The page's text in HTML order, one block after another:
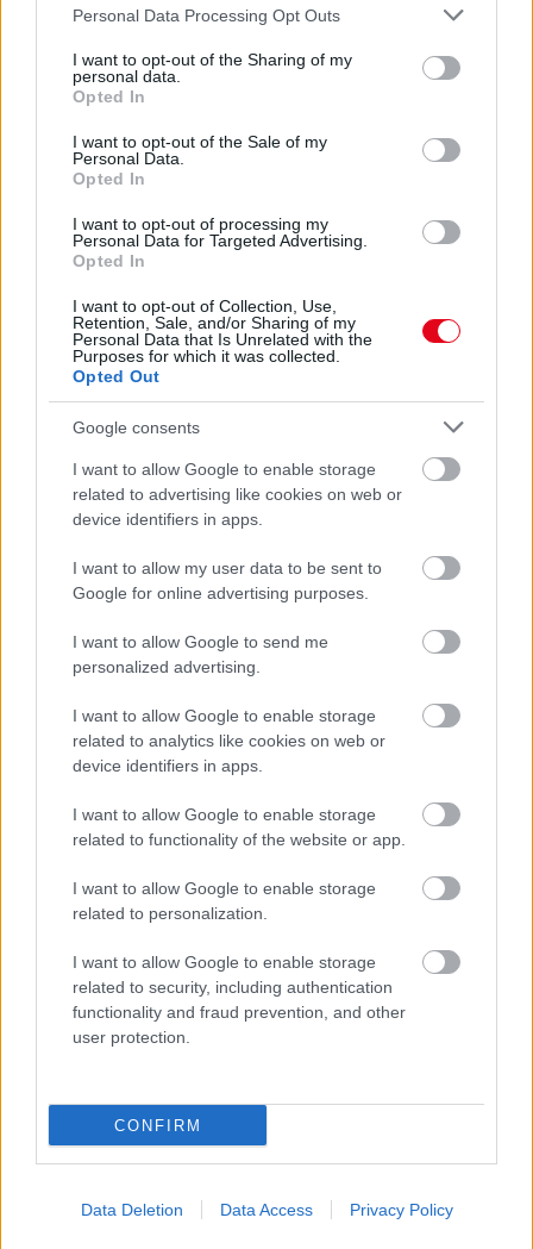
Please note that this website/app uses one or more Google
not limited to your visit or usage behaviour. You may click to
grant or deny consent to Google and its third-party tags to
use your data for below specified purposes in below Google
consent section.
Personal Data Processing Opt Outs
I want to opt-out of the Sharing of my
personal data.
Opted In
I want to opt-out of the Sale of my
Personal Data.
Opted In
I want to opt-out of processing my
Personal Data for Targeted Advertising.
Opted In
I want to opt-out of Collection, Use,
Retention, Sale, and/or Sharing of my
Personal Data that Is Unrelated with the
Purposes for which it was collected.
Opted Out
Google consents
I want to allow Google to enable storage
related to advertising like cookies on web or
device identifiers in apps.
I want to allow my user data to be sent to
Google for online advertising purposes.
I want to allow Google to send me
personalized advertising.
I want to allow Google to enable storage
related to analytics like cookies on web or
device identifiers in apps.
I want to allow Google to enable storage
related to functionality of the website or app.
I want to allow Google to enable storage
related to personalization.
I want to allow Google to enable storage
related to security, including authentication
functionality and fraud prevention, and other
user protection.
CONFIRM
Data Deletion Data Access Privacy Policy
Érdemes odafigyelni rá
08. 01.
EGYRE TÖBB FIATALNÁL JELENTKEZIK EZ A
VITAMINHIÁNY – ILYEN JELEKRE FIGYELJ
24 óra
Egyre több embernél jelentkezik ez a hiányállapot – az
Ha ezt érzed evés után, a szervezeted fontos dologra
próbál figyelmeztetni